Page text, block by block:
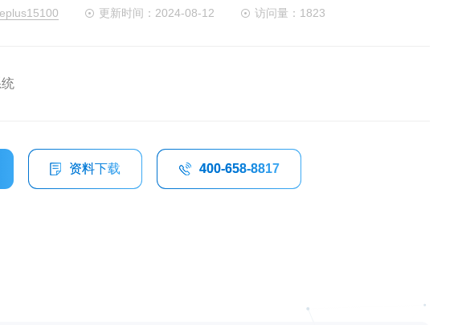
更新时间：2024-08-12 访问量：1823
资料下载 400-658-8817